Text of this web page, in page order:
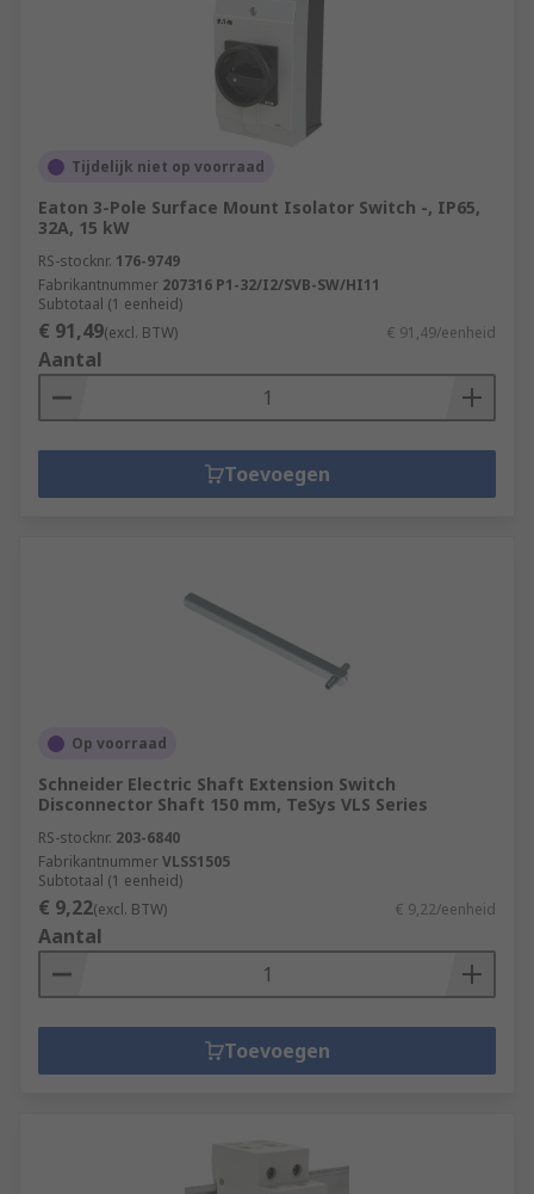
Tijdelijk niet op voorraad
Eaton 3-Pole Surface Mount Isolator Switch -, IP65,
32A, 15 kW
RS-stocknr. 176-9749
Fabrikantnummer 207316 P1-32/I2/SVB-SW/HI11
Subtotaal (1 eenheid)
€ 91,49(excl. BTW) € 91,49/eenheid
Aantal
Toevoegen
Op voorraad
Schneider Electric Shaft Extension Switch
Disconnector Shaft 150 mm, TeSys VLS Series
RS-stocknr. 203-6840
FabrikantnummerVLSS1505
Subtotaal (1 eenheid)
€ 9,22(excl. BTW) € 9,22/eenheid
Aantal
Toevoegen